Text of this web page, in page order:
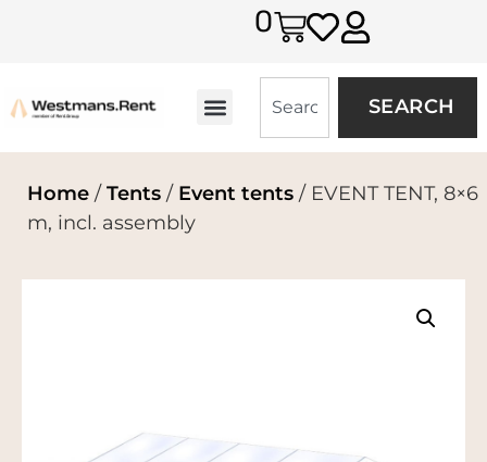
0
SEARCH
Home / Tents / Event tents / EVENT TENT, 8×6
m, incl. assembly